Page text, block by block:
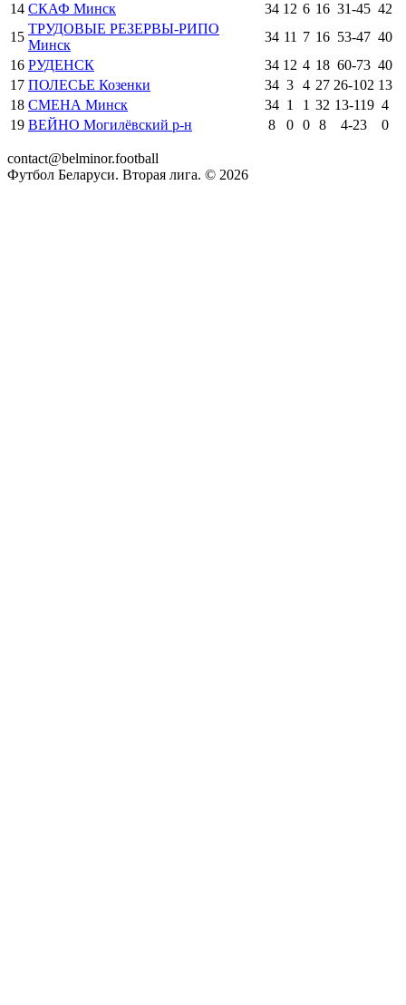
14 СКАФ Минск 34 12 6 16 31-45 42
15
ТРУДОВЫЕ РЕЗЕРВЫ-РИПО
Минск
34 11 7 16 53-47 40
16 РУДЕНСК 34 12 4 18 60-73 40
17 ПОЛЕСЬЕ Козенки 34 3 4 27 26-102 13
18 СМЕНА Минск 34 1 1 32 13-119 4
19 ВЕЙНО Могилёвский р-н 8 0 0 8 4-23 0
contact@belminor.football
Футбол Беларуси. Вторая лига. © 2026